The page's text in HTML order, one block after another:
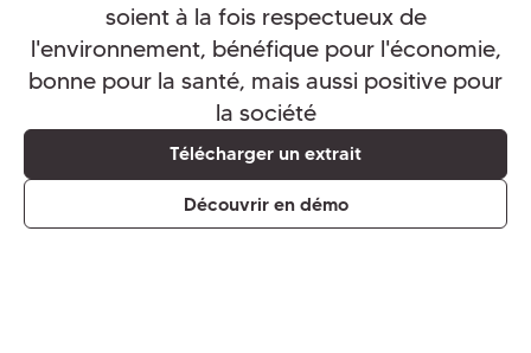
soient à la fois respectueux de
l'environnement, bénéfique pour l'économie,
bonne pour la santé, mais aussi positive pour
la société
Télécharger un extrait
Découvrir en démo